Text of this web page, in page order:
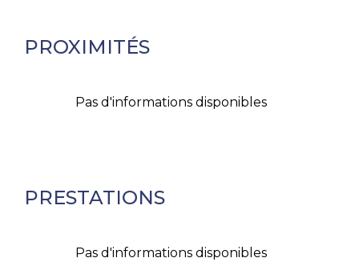
PROXIMITÉS
Pas d'informations disponibles
PRESTATIONS
Pas d'informations disponibles